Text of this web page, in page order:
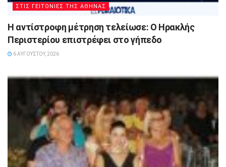
ΣΤΙΣ ΓΕΙΤΟΝΙΕΣ ΤΗΣ ΑΘΗΝΑΣ
Η αντίστροφη μέτρηση τελείωσε: Ο Ηρακλής
Περιστερίου επιστρέφει στο γήπεδο
6 ΑΥΓΟΎΣΤΟΥ, 2026